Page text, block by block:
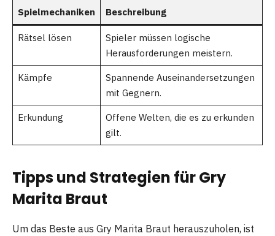
Spielmechaniken Beschreibung
Rätsel lösen
Spieler müssen logische
Herausforderungen meistern.
Kämpfe
Spannende Auseinandersetzungen
mit Gegnern.
Erkundung
Offene Welten, die es zu erkunden
gilt.
Tipps und Strategien für Gry
Marita Braut
Um das Beste aus Gry Marita Braut herauszuholen, ist